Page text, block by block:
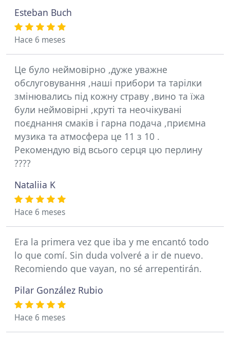
Esteban Buch
Hace 6 meses
Це було неймовірно ,дуже уважне
обслуговування ,наші прибори та тарілки
змінювались під кожну страву ,вино та їжа
були неймовірні ,круті та неочікувані
поєднання смаків і гарна подача ,приємна
музика та атмосфера це 11 з 10 .
Рекомендую від всього серця цю перлину
????
Nataliia K
Hace 6 meses
Era la primera vez que iba y me encantó todo
lo que comí. Sin duda volveré a ir de nuevo.
Recomiendo que vayan, no sé arrepentirán.
Pilar González Rubio
Hace 6 meses